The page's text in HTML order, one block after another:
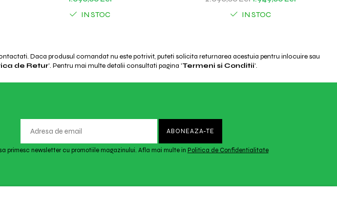
IN STOC IN STOC
Daca produsul comandat nu este potrivit, puteti solicita returnarea acestuia pentru inlocuire sau
de Retur'. Pentru mai multe detalii consultati pagina 'Termeni si Conditii'.
primesc newsletter cu promotiile magazinului. Afla mai multe in Politica de Confidentialitate